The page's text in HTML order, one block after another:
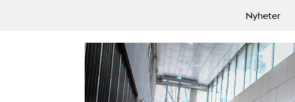
Nyheter